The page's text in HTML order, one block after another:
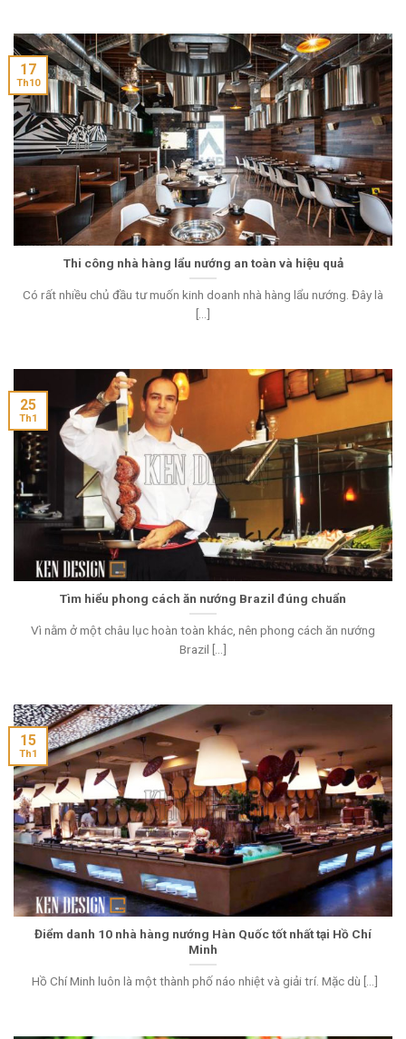
Thi công nhà hàng lẩu nướng an toàn và hiệu quả
Có rất nhiều chủ đầu tư muốn kinh doanh nhà hàng lẩu nướng. Đây là
[...]
17
Th10
Tìm hiểu phong cách ăn nướng Brazil đúng chuẩn
Vì nằm ở một châu lục hoàn toàn khác, nên phong cách ăn nướng
Brazil [...]
25
Th1
Điểm danh 10 nhà hàng nướng Hàn Quốc tốt nhất tại Hồ Chí
Minh
Hồ Chí Minh luôn là một thành phố náo nhiệt và giải trí. Mặc dù [...]
15
Th1